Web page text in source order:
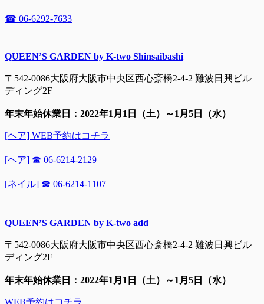
☎ 06-6292-7633
QUEEN’S GARDEN by K-two Shinsaibashi
〒542-0086大阪府大阪市中央区西心斎橋2-4-2 難波日興ビル
ディング2F
年末年始休業日：2022年1月1日（土）～1月5日（水）
[ヘア] WEB予約はコチラ
[ヘア] ☎ 06-6214-2129
[ネイル] ☎ 06-6214-1107
QUEEN’S GARDEN by K-two add
〒542-0086大阪府大阪市中央区西心斎橋2-4-2 難波日興ビル
ディング2F
年末年始休業日：2022年1月1日（土）～1月5日（水）
WEB予約はコチラ